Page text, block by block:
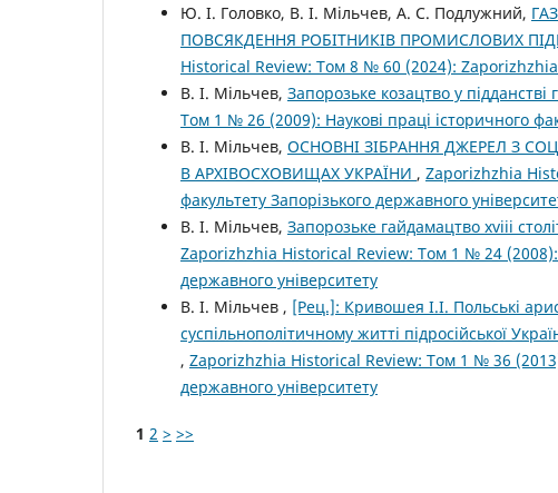
Ю. І. Головко, В. І. Мільчев, А. C. Подлужний,
ПОВСЯКДЕННЯ РОБІТНИКІВ ПРОМИСЛОВИХ
Historical Review: Том 8 № 60 (2024):
В. І. Мільчев, Запорозьке козацтво у підданстві
Том 1 № 26 (2009): Наукові праці історичного
В. І. Мільчев, ОСНОВНІ ЗІБРАННЯ ДЖЕРЕЛ З
В АРХІВОСХОВИЩАХ УКРАЇНИ , Zaporizhzhia
факультету Запорізького державного
В. І. Мільчев, Запорозьке гайдамацтво xviii
Zaporizhzhia Historical Review: Том 1 № 24 (2008):
державного університету
В. І. Мільчев , [Рец.]: Кривошея І.І. Польські
суспільнополітичному житті підросійської
, Zaporizhzhia Historical Review: Том 1 № 36
державного університету
1 2 > >>